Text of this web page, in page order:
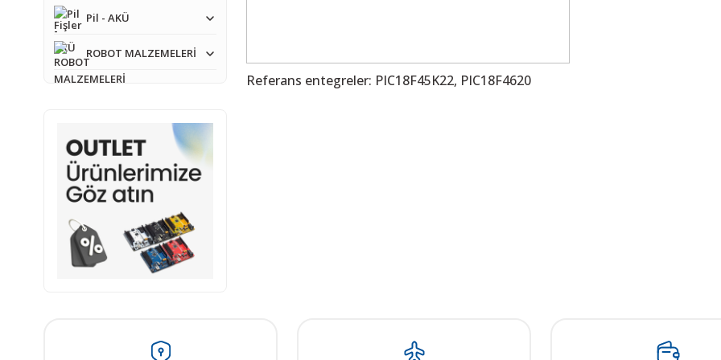
Pil - AKÜ
ROBOT MALZEMELERİ
Referans entegreler: PIC18F45K22, PIC18F4620